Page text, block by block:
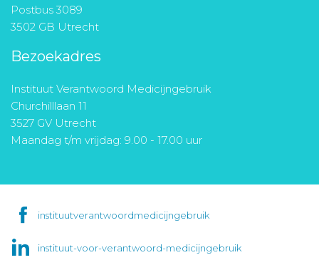
Postbus 3089
3502 GB Utrecht
Bezoekadres
Instituut Verantwoord Medicijngebruik
Churchilllaan 11
3527 GV Utrecht
Maandag t/m vrijdag: 9.00 - 17.00 uur
instituutverantwoordmedicijngebruik
instituut-voor-verantwoord-medicijngebruik